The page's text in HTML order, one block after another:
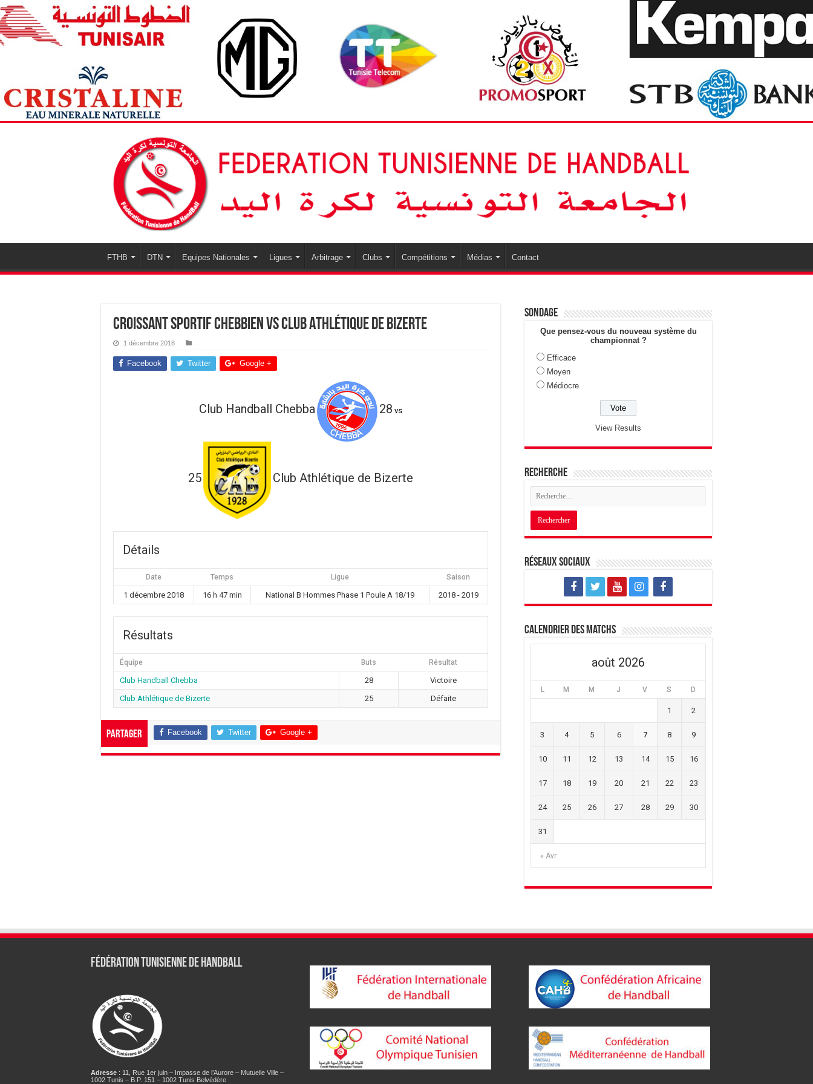
FTHB DTN Equipes Nationales Ligues Arbitrage Clubs Compétitions Médias Contact
Croissant Sportif Chebbien vs Club Athlétique de Bizerte
1 décembre 2018
Facebook Twitter Google +
Club Handball Chebba 28 vs
25 Club Athlétique de Bizerte
Détails
Date Temps Ligue Saison
1 décembre 2018 16 h 47 min National B Hommes Phase 1 Poule A 18/19 2018 - 2019
Résultats
Équipe Buts Résultat
Club Handball Chebba 28
Victoire
Club Athlétique de Bizerte
25 Défaite
Partager Facebook Twitter Google +
Sondage
Que pensez-vous du nouveau système du
championnat ?
Efficace
Moyen
Médiocre
View Results
Recherche
Réseaux sociaux
Calendrier des matchs
août 2026
L M M J V S D
« Avr
1 2
3 4 5 6 7 8 9
10 11 12 13 14 15 16
17 18 19 20 21 22 23
24 25 26 27 28 29 30
31
Fédération tunisienne de Handball
Adresse: 11, Rue 1er juin – Impasse de l’Aurore – Mutuelle Ville –
1002 Tunis – B.P. 151 – 1002 Tunis Belvédère